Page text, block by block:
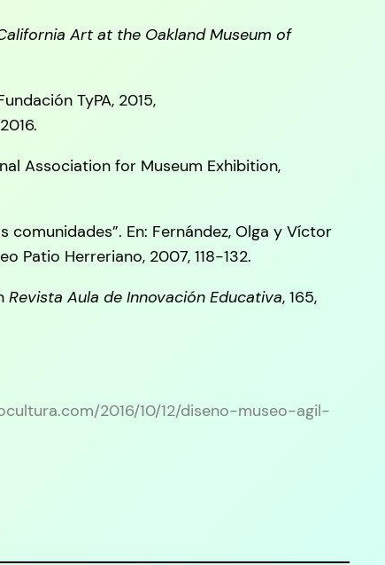
Art at the Oakland Museum of
TyPA, 2015,
Association for Museum Exhibition,
En: Fernández, Olga y Víctor
Patio Herreriano, 2007, 118-132.
Revista Aula de Innovación Educativa, 165,
2016/10/12/diseno-museo-agil-